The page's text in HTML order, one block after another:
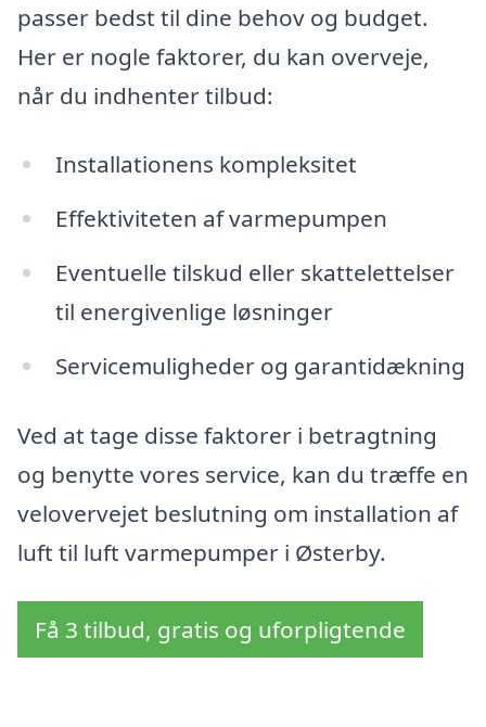
passer bedst til dine behov og budget.
Her er nogle faktorer, du kan overveje,
når du indhenter tilbud:
Installationens kompleksitet
Effektiviteten af varmepumpen
Eventuelle tilskud eller skattelettelser
til energivenlige løsninger
Servicemuligheder og garantidækning
Ved at tage disse faktorer i betragtning
og benytte vores service, kan du træffe en
velovervejet beslutning om installation af
luft til luft varmepumper i Østerby.
Få 3 tilbud, gratis og uforpligtende